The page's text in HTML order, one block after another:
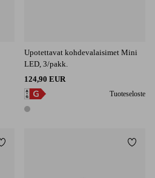
Upotettavat kohdevalaisimet Mini
LED, 3/pakk.
124,90 EUR
Tuoteseloste
1 väri
Lisää suosikkeihin Lisää